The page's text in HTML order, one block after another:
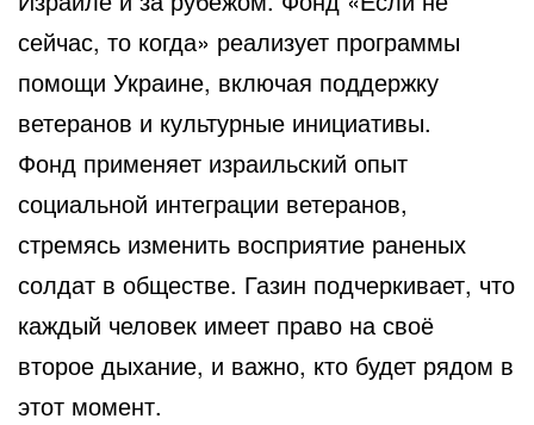
сейчас, то когда» реализует программы
помощи Украине, включая поддержку
ветеранов и культурные инициативы.
Фонд применяет израильский опыт
социальной интеграции ветеранов,
стремясь изменить восприятие раненых
солдат в обществе. Газин подчеркивает, что
каждый человек имеет право на своё
второе дыхание, и важно, кто будет рядом в
этот момент.